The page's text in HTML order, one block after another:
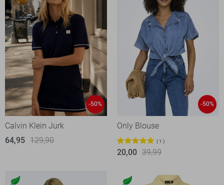
-50%
Calvin Klein Jurk
64,95 129,90
-50%
Only Blouse
1
20,00 39,99